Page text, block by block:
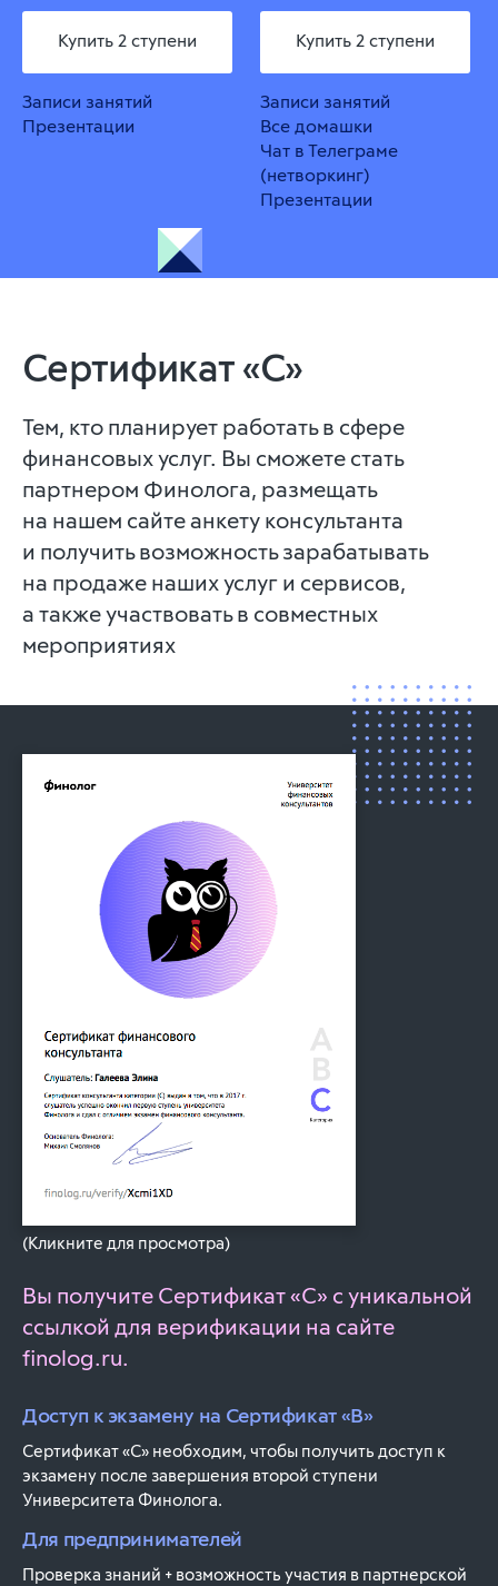
Купить 2 ступени
Записи занятий
Презентации
Купить 2 ступени
Записи занятий
Все домашки
Чат в Телеграме
(нетворкинг)
Презентации
Сертификат «C»
Тем, кто планирует работать в сфере
финансовых услуг. Вы сможете стать
партнером Финолога, размещать
на нашем сайте анкету консультанта
и получить возможность зарабатывать
на продаже наших услуг и сервисов,
а также участвовать в совместных
мероприятиях
(Кликните для просмотра)
Вы получите Сертификат «С» с уникальной
ссылкой для верификации на сайте
finolog.ru.
Доступ к экзамену на Сертификат «B»
Сертификат «С» необходим, чтобы получить доступ к
экзамену после завершения второй ступени
Университета Финолога.
Для предпринимателей
Проверка знаний + возможность участия в партнерской